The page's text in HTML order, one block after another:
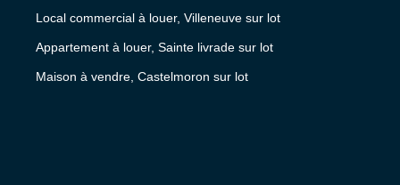
Local commercial à louer, Villeneuve sur lot
Appartement à louer, Sainte livrade sur lot
Maison à vendre, Castelmoron sur lot